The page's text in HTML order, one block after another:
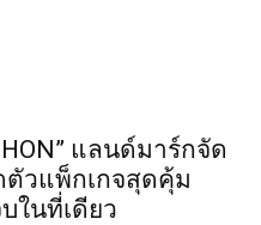
แลนด์มาร์กจัด
ตัวแพ็กเกจสุดคุ้ม
ในที่เดียว